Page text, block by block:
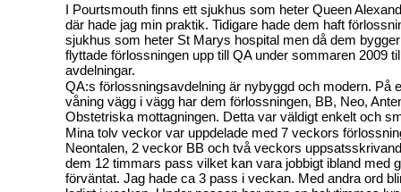
I Pourtsmouth finns ett sjukhus som heter Queen
där hade jag min praktik. Tidigare hade dem haft
sjukhus som heter St Marys hospital men då dem
flyttade förlossningen upp till QA under sommaren 2009
avdelningar.
QA:s förlossningsavdelning är nybyggd och modern. På
våning vägg i vägg har dem förlossningen, BB, Neo,
Obstetriska mottagningen. Detta var väldigt enkelt och
Mina tolv veckor var uppdelade med 7 veckors
Neontalen, 2 veckor BB och två veckors
dem 12 timmars pass vilket kan vara jobbigt ibland med
förväntat. Jag hade ca 3 pass i veckan. Med andra ord